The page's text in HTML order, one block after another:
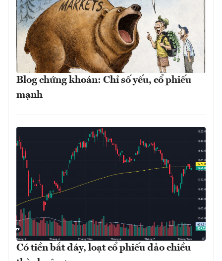
Blog chứng khoán: Chỉ số yếu, cổ phiếu
mạnh
Có tiền bắt đáy, loạt cổ phiếu đảo chiều